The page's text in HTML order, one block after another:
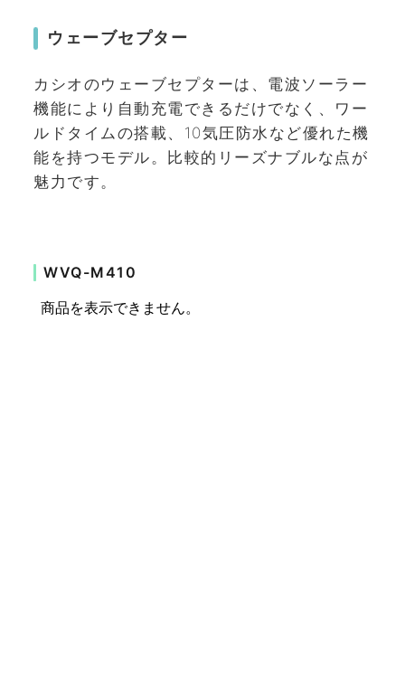
ウェーブセプター
カシオのウェーブセプターは、電波ソーラー
機能により自動充電できるだけでなく、ワー
ルドタイムの搭載、10気圧防水など優れた機
能を持つモデル。比較的リーズナブルな点が
魅力です。
WVQ-M410